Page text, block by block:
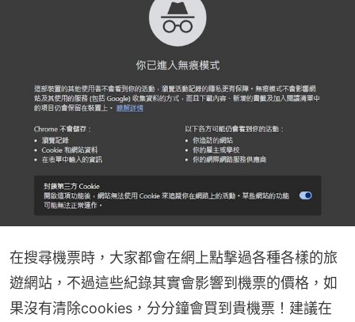
在搜尋機票時，大家都會在網上點撃過各種各樣的旅
遊網站，不過這些紀錄其實會影響到機票的價格，如
果沒有清除cookies，分分鐘會買到貴機票！建議在